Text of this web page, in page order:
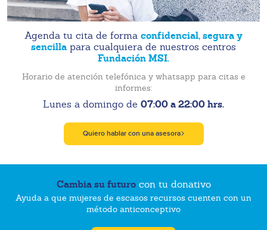
Agenda tu cita de forma confidencial, segura y
sencilla para cualquiera de nuestros centros
Fundación MSI.
Horario de atención telefónica y whatsapp para citas e
informes:
Lunes a domingo de 07:00 a 22:00 hrs.
Quiero hablar con una asesora
Cambia su futurocon tu donativo
Ayuda a que mujeres de escasos recursos cuenten con un
método anticonceptivo